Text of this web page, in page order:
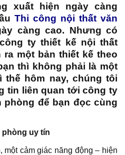
xuất hiện ngày càng
Thi công nội thất văn
càng cao. Nhưng có
ty thiết kế nội thất
một bản thiết kế theo
thì không phải là một
thế hôm nay, chúng tôi
tin liên quan tới công ty
phòng để bạn đọc cùng
phòng uy tín
một cảm giác năng động – hiện